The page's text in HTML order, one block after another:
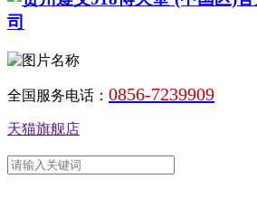
全国服务电话： 0856-7239909
天猫旗舰店